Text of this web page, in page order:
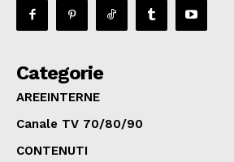
Categorie
AREEINTERNE
Canale TV 70/80/90
CONTENUTI